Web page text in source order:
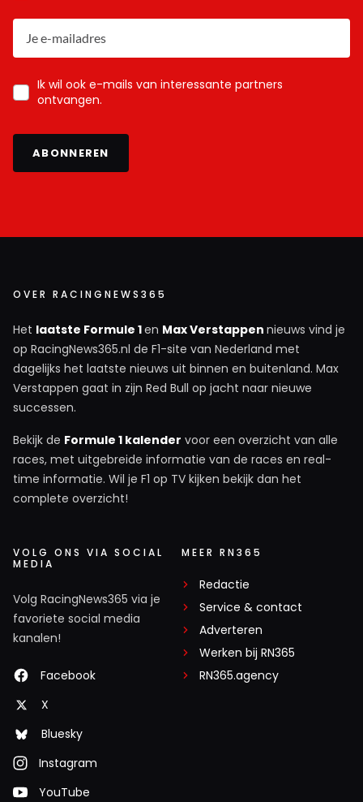
Ik wil ook e-mails van interessante partners
ontvangen.
ABONNEREN
OVER RACINGNEWS365
Het laatste Formule 1en Max Verstappen nieuws vind je
op RacingNews365.nl de F1-site van Nederland met
dagelijks het laatste nieuws uit binnen en buitenland. Max
Verstappen gaat in zijn Red Bull op jacht naar nieuwe
successen.
Bekijk de Formule 1 kalender voor een overzicht van alle
races, met uitgebreide informatie van de races en real-
time informatie. Wil je F1 op TV kijken bekijk dan het
complete overzicht!
VOLG ONS VIA SOCIAL
MEDIA
Volg RacingNews365 via je
favoriete social media
kanalen!
Facebook
X
Bluesky
Instagram
YouTube
MEER RN365
Redactie
Service & contact
Adverteren
Werken bij RN365
RN365.agency